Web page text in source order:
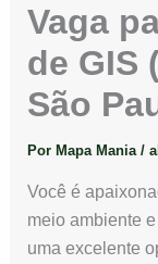
Vaga
de GIS
São
Por Mapa Mania /
Você é
meio ambiente
uma excelente